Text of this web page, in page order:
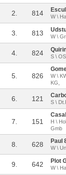
2. 814 W \
3. 813 W \
4. 824 S \
5. 826
W \
KG,
6. 121 S \
7. 151
H \
Gmb
8. 628 Paul
W \
9. 642 Plot
W \